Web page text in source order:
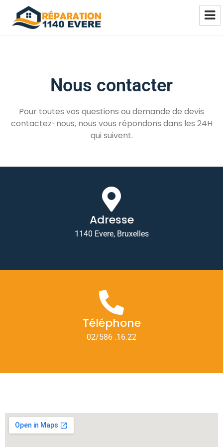
Nous contacter
Pour toutes vos questions ou demande de devis
contactez-nous, nous vous répondons dans les 24H
qui suivent.
Adresse
1140 Evere, Bruxelles
Téléphone
02/586 .16.22